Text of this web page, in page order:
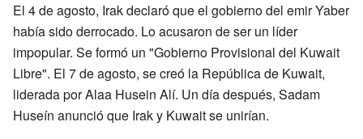
El 4 de agosto, Irak declaró que el gobierno del emir Yaber
había sido derrocado. Lo acusaron de ser un líder
impopular. Se formó un "Gobierno Provisional del Kuwait
Libre". El 7 de agosto, se creó la República de Kuwait,
liderada por Alaa Husein Alí. Un día después, Sadam
Huseín anunció que Irak y Kuwait se unirían.